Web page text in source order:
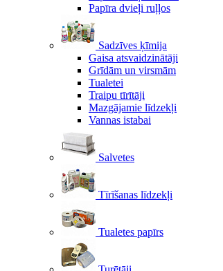
Papīra dvieļi ruļļos
Sadzīves ķīmija
Gaisa atsvaidzinātāji
Grīdām un virsmām
Tualetei
Traipu tīrītāji
Mazgājamie līdzekļi
Vannas istabai
Salvetes
Tīrīšanas līdzekļi
Tualetes papīrs